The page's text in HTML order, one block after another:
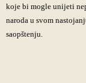
koje bi mogle unijeti
naroda u svom
saopštenju.